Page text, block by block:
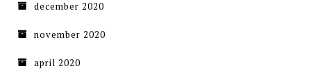
december 2020
november 2020
april 2020